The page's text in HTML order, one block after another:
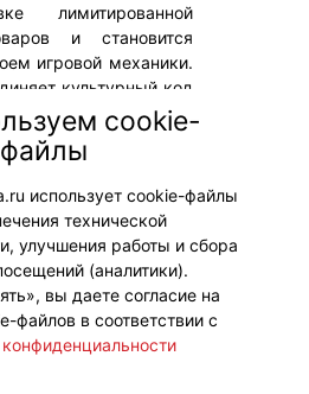
лимитированной
и становится
игровой механики.
культурный код
анимации с
пользовательским
#Коллаборации
cookie-
файлы
использует cookie-файлы
технической
улучшения работы и сбора
(аналитики).
вы даете согласие на
файлов в соответствии с